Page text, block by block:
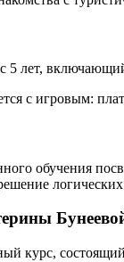
5 лет,
с игровым:
обучения
курс,